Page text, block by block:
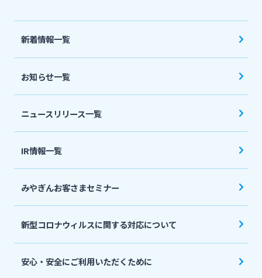
株主・投資家の皆さま
ニュースリリース一覧
採用情報
新着情報一覧
お知らせ一覧
ニュースリリース一覧
IR情報一覧
みやぎんお客さまセミナー
新型コロナウィルスに関する対応について
安心・安全にご利用いただくために